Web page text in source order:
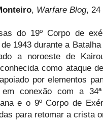
, Warfare Blog, 24
do 19º Corpo de
1943 durante a
a noroeste de
como ataque
por elementos
em conexão com a
e o 9º Corpo de
para retomar a crista